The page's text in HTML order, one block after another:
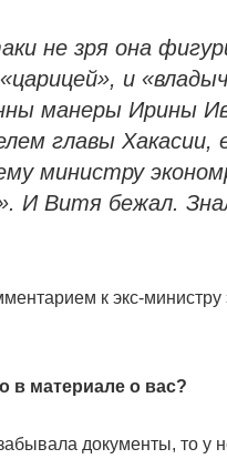
не зря она
и
манеры Ирины
главы Хакасии,
министру
И Витя бежал.
к экс-министру
в материале о вас?
документы, то у